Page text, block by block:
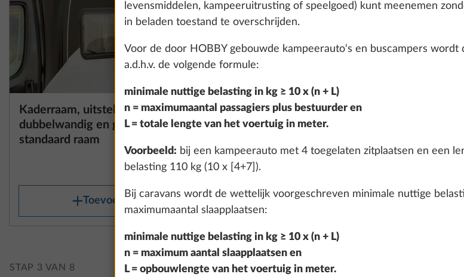
Kaderraam, uitstelbaar,
dubbelwandig en getint, voor
standaard raam
Meer informatie
8,0 kg
€ 648
Toevoegen
Steunen achter
6,0 kg
Toevoegen
STAP 3 VAN 8
levensmiddelen, kampeeruitrusting of speelgoed) kunt meenemen
in beladen toestand te overschrijden.
Voor de door HOBBY gebouwde kampeerauto‘s en buscampers
a.d.h.v. de volgende formule:
minimale nuttige belasting in kg ≥ 10 x (n + L)
n = maximumaantal passagiers plus bestuurder en
L = totale lengte van het voertuig in meter.
Voorbeeld: bij een kampeerauto met 4 toegelaten zitplaatsen en een
belasting 110 kg (10 x [4+7]).
Bij caravans wordt de wettelijk voorgeschreven minimale nuttige
maximumaantal slaapplaatsen:
minimale nuttige belasting in kg ≥ 10 x (n + L)
n = maximum aantal slaapplaatsen en
L = opbouwlengte van het voertuig in meter.